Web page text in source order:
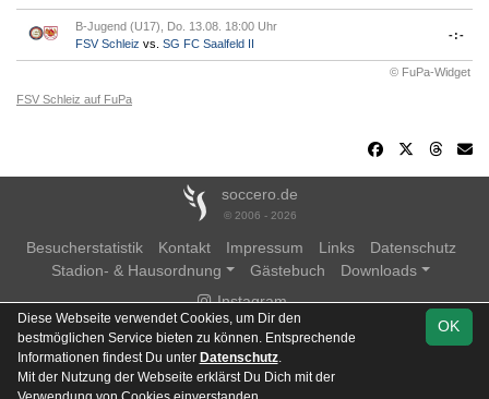
Team Kreisoberliga
B-Jugend (U17), Do. 13.08. 18:00 Uhr
FSV Schleiz vs. SG FC Saalfeld II
-:-
© FuPa-Widget
FSV Schleiz auf FuPa
soccero.de
© 2006 - 2026
Besucherstatistik Kontakt Impressum Links
Datenschutz
Stadion- & Hausordnung
Gästebuch
Downloads
Instagram
OK
Diese Webseite verwendet Cookies, um Dir den
bestmöglichen Service bieten zu können. Entsprechende
Informationen findest Du unter Datenschutz.
Mit der Nutzung der Webseite erklärst Du Dich mit der